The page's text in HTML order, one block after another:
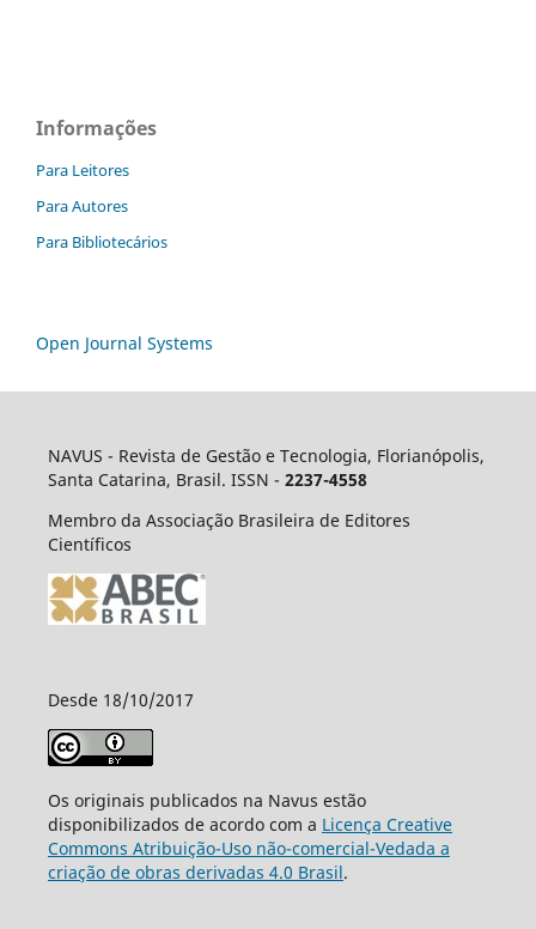
Informações
Para Leitores
Para Autores
Para Bibliotecários
Open Journal Systems
NAVUS - Revista de Gestão e Tecnologia, Florianópolis,
Santa Catarina, Brasil. ISSN - 2237-4558
Membro da Associação Brasileira de Editores
Científicos
Desde 18/10/2017
Os originais publicados na Navus estão
disponibilizados de acordo com a Licença Creative
Commons Atribuição-Uso não-comercial-Vedada a
criação de obras derivadas 4.0 Brasil.